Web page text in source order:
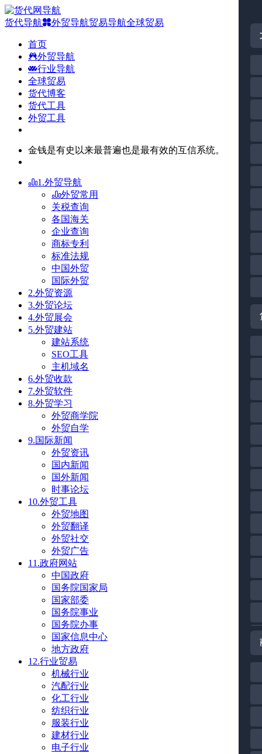
货代导航 外贸导航贸易导航全球贸易
首页
外贸导航
行业导航
全球贸易
货代博客
货代工具
外贸工具
金钱是有史以来最普遍也是最有效的互信系统。
1.外贸导航
外贸常用
关税查询
各国海关
企业查询
商标专利
标准法规
中国外贸
国际外贸
2.外贸资源
3.外贸论坛
4.外贸展会
5.外贸建站
建站系统
SEO工具
主机域名
6.外贸收款
7.外贸软件
8.外贸学习
外贸商学院
外贸自学
9.国际新闻
外贸资讯
国内新闻
国外新闻
时事论坛
10.外贸工具
外贸地图
外贸翻译
外贸社交
外贸广告
11.政府网站
中国政府
国务院国家局
国家部委
国务院事业
国务院办事
国家信息中心
地方政府
12.行业贸易
机械行业
汽配行业
化工行业
纺织行业
服装行业
建材行业
电子行业